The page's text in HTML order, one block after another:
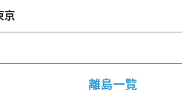
離島一覧